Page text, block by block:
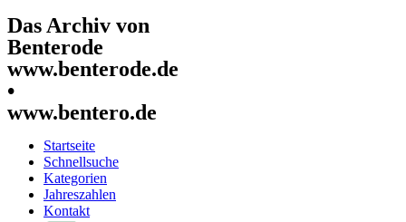
Das Archiv von
Benterode
www.benterode.de
•
www.bentero.de
Startseite
Schnellsuche
Kategorien
Jahreszahlen
Kontakt